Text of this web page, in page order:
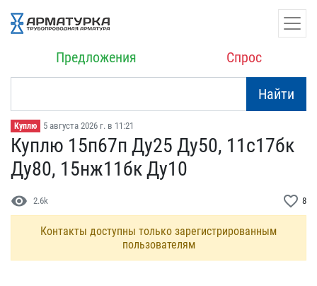
Предложения Спрос
Найти
Куплю 5 августа 2026 г. в 11:21
Куплю 15п67п Ду25 Ду50, ​11с17бк
Ду80, 15нж11бк Д​у10
visibility 2.6k favorite_border 8
Контакты доступны только зарегистрированным
пользователям